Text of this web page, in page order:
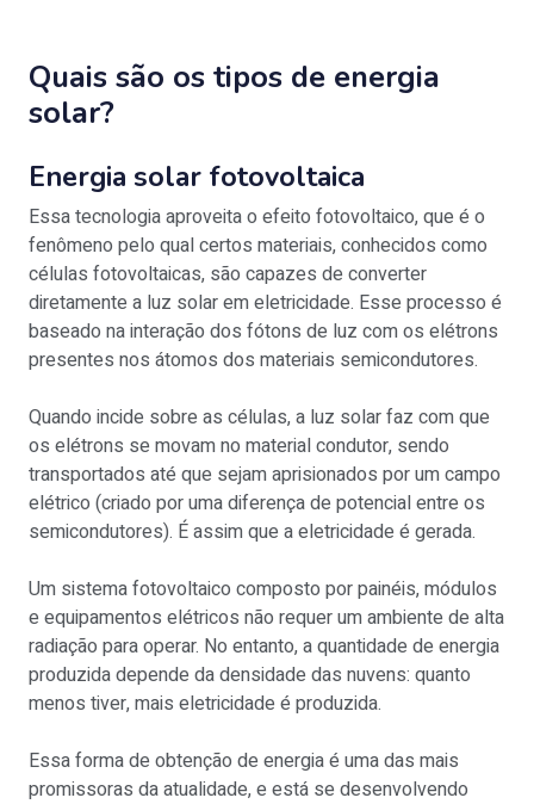
Quais são os tipos de energia
solar?
Energia solar fotovoltaica
Essa tecnologia aproveita o efeito fotovoltaico, que é o
fenômeno pelo qual certos materiais, conhecidos como
células fotovoltaicas, são capazes de converter
diretamente a luz solar em eletricidade. Esse processo é
baseado na interação dos fótons de luz com os elétrons
presentes nos átomos dos materiais semicondutores.
Quando incide sobre as células, a luz solar faz com que
os elétrons se movam no material condutor, sendo
transportados até que sejam aprisionados por um campo
elétrico (criado por uma diferença de potencial entre os
semicondutores). É assim que a eletricidade é gerada.
Um sistema fotovoltaico composto por painéis, módulos
e equipamentos elétricos não requer um ambiente de alta
radiação para operar. No entanto, a quantidade de energia
produzida depende da densidade das nuvens: quanto
menos tiver, mais eletricidade é produzida.
Essa forma de obtenção de energia é uma das mais
promissoras da atualidade, e está se desenvolvendo